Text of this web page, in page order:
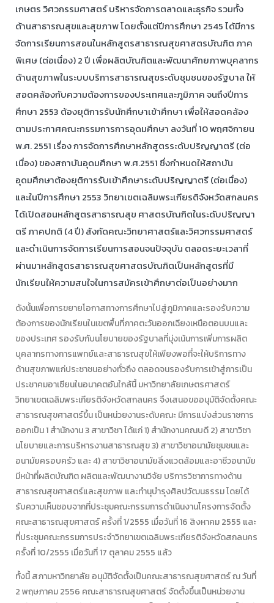
เกษตร วิศวกรรมศาสตร์ บริหารจัดการตลาดและธุรกิจ รวมทั้ง
ด้านสาธารณสุขและสุขภาพ โดยตั้งแต่ปีการศึกษา 2545 ได้มีการ
จัดการเรียนการสอนในหลักสูตรสาธารณสุขศาสตรบัณฑิต ภาค
พิเศษ (ต่อเนื่อง) 2 ปี เพื่อผลิตบัณฑิตและพัฒนาศักยภาพบุคลากร
ด้านสุขภาพในระบบบริการสาธารณสุขระดับชุมชนของรัฐบาล ให้
สอดคล้องกับความต้องการของประเทศและภูมิภาค จนถึงปีการ
ศึกษา 2553 ต้องยุติการรับนักศึกษาเข้าศึกษา เพื่อให้สอดคล้อง
ตามประกาศคณะกรรมการการอุดมศึกษา ลงวันที่ 10 พฤศจิกายน
พ.ศ. 2551 เรื่อง การจัดการศึกษาหลักสูตรระดับปริญญาตรี (ต่อ
เนื่อง) ของสถาบันอุดมศึกษา พ.ศ.2551 ซึ่งกำหนดให้สถาบัน
อุดมศึกษาต้องยุติการรับเข้าศึกษาระดับปริญญาตรี (ต่อเนื่อง)
และในปีการศึกษา 2553 วิทยาเขตเฉลิมพระเกียรติจังหวัดสกลนคร
ได้เปิดสอนหลักสูตรสาธารณสุข ศาสตรบัณฑิตในระดับปริญญา
ตรี ภาคปกติ (4 ปี) สังกัดคณะวิทยาศาสตร์และวิศวกรรมศาสตร์
และดำเนินการจัดการเรียนการสอนจนปัจจุบัน ตลอดระยะเวลาที่
ผ่านมาหลักสูตรสาธารณสุขศาสตรบัณฑิตเป็นหลักสูตรที่มี
นักเรียนให้ความสนใจในการสมัครเข้าศึกษาต่อเป็นอย่างมาก
ดังนั้นเพื่อการขยายโอกาสทางการศึกษาไปสู่ภูมิภาคและรองรับความ
ต้องการของนักเรียนในเขตพื้นที่ภาคตะวันออกเฉียงเหนือตอนบนและ
ของประเทศ รองรับกับนโยบายของรัฐบาลที่มุ่งเน้นการเพิ่มการผลิต
บุคลากรทางการแพทย์และสาธารณสุขให้เพียงพอที่จะให้บริการทาง
ด้านสุขภาพแก่ประชาชนอย่างทั่วถึง ตลอดจนรองรับการเข้าสู่การเป็น
ประชาคมอาเซียนในอนาคตอันใกล้นี้ มหาวิทยาลัยเกษตรศาสตร์
วิทยาเขตเฉลิมพระเกียรติจังหวัดสกลนคร จึงเสนอขออนุมัติจัดตั้งคณะ
สาธารณสุขศาสตร์ขึ้น เป็นหน่วยงานระดับคณะ มีการแบ่งส่วนราชการ
ออกเป็น 1 สำนักงาน 3 สาขาวิชา ได้แก่ 1) สำนักงานคณบดี 2) สาขาวิชา
นโยบายและการบริหารงานสาธารณสุข 3) สาขาวิชาอนามัยชุมชนและ
อนามัยครอบครัว และ 4) สาขาวิชาอนามัยสิ่งแวดล้อมและอาชีวอนามัย
มีหน้าที่ผลิตบัณฑิต ผลิตและพัฒนางานวิจัย บริการวิชาการทางด้าน
สาธารณสุขศาสตร์และสุขภาพ และทำนุบำรุงศิลปวัฒนธรรม โดยได้
รับความเห็นชอบจากที่ประชุมคณะกรรมการดำเนินงานโครงการจัดตั้ง
คณะสาธารณสุขศาสตร์ ครั้งที่ 1/2555 เมื่อวันที่ 16 สิงหาคม 2555 และ
ที่ประชุมคณะกรรมการประจำวิทยาเขตเฉลิมพระเกียรติจังหวัดสกลนคร
ครั้งที่ 10/2555 เมื่อวันที่ 17 ตุลาคม 2555 แล้ว
ทั้งนี้ สภามหาวิทยาลัย อนุมัติจัดตั้งเป็นคณะสาธารณสุขศาสตร์ ณ วันที่
2 พฤษภาคม 2556 คณะสาธารณสุขศาสตร์ จัดตั้งขึ้นเป็นหน่วยงาน